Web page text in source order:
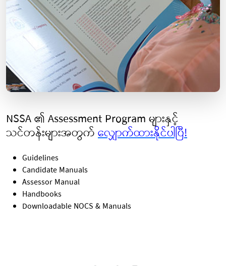
NSSA ၏ Assessment Program များနှင့်
သင်တန်းများအတွက်လျှောက်ထားနိုင်ပါပြီ!
Guidelines
Candidate Manuals
Assessor Manual
Handbooks
Downloadable NOCS & Manuals